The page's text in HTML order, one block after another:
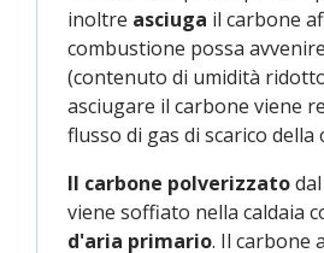
inoltre asciuga il carbone
combustione possa
(contenuto di umidità
asciugare il carbone viene
flusso di gas di scarico della
Il carbone polverizzato
viene soffiato nella caldaia
d'aria primario. Il carbone